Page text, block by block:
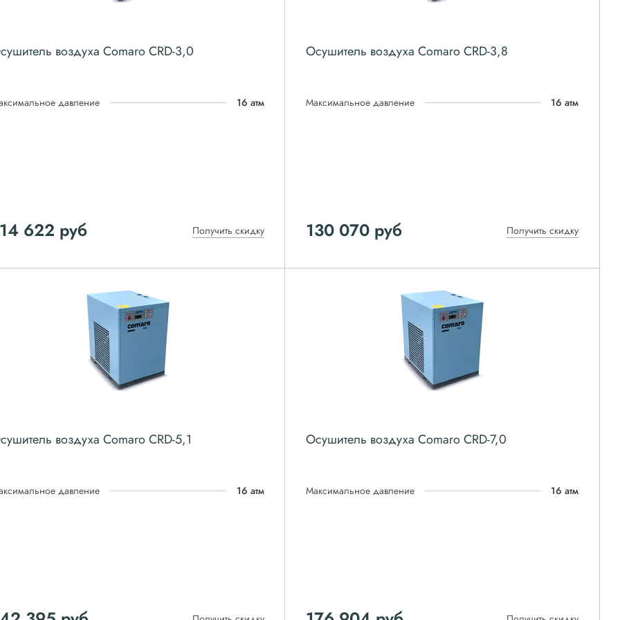
воздуха Comaro CRD-3,0
давление 16 атм
622 руб Получить скидку
Осушитель воздуха Comaro CRD-3,8
Максимальное давление 16 атм
130 070руб Получить скидку
воздуха Comaro CRD-5,1
давление 16 атм
Осушитель воздуха Comaro CRD-7,0
Максимальное давление 16 атм